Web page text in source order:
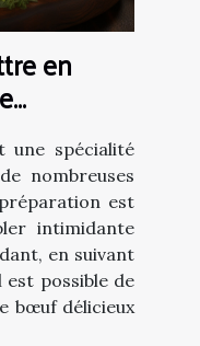
en
une spécialité
nombreuses
est
intimidante
en suivant
est possible de
bœuf délicieux